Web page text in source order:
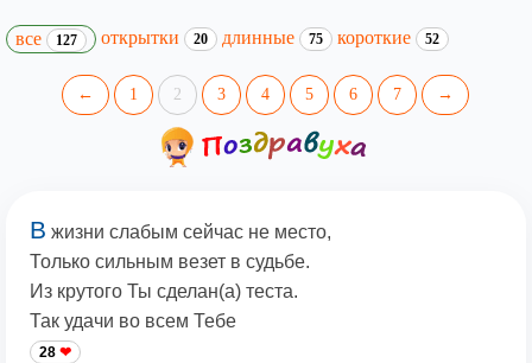
все 127 открытки 20 длинные 75 короткие 52
← 1 2 3 4 5 6 7 →
В жизни слабым сейчас не место,
Только сильным везет в судьбе.
Из крутого Ты сделан(а) теста.
Так удачи во всем Тебе
28